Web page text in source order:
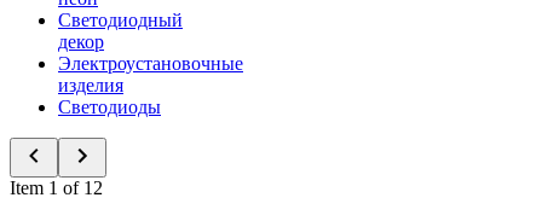
Светодиодный
декор
Электроустановочные
изделия
Светодиоды
Item 1 of 12